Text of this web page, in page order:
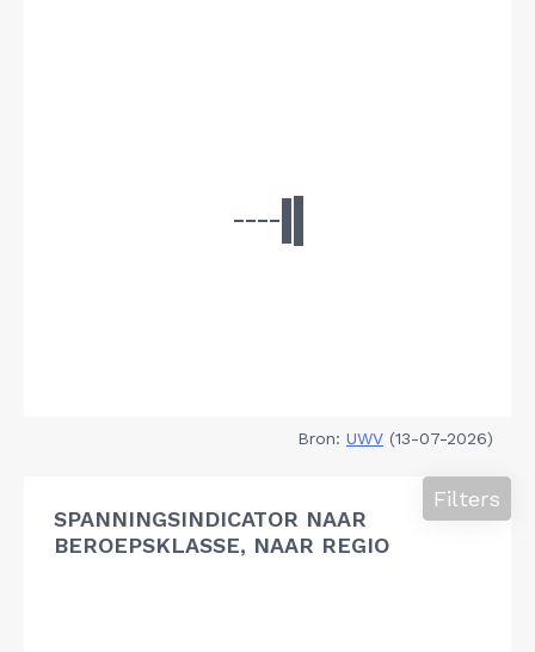
Bron: UWV (13-07-2026)
SPANNINGSINDICATOR NAAR
BEROEPSKLASSE, NAAR REGIO
Filters